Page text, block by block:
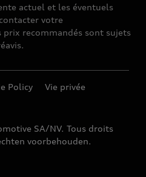
actuel et les éventuels
votre
prix recommandés sont sujets
Policy Vie privée
SA/NV. Tous droits
voorbehouden.